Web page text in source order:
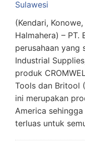
(Kendari,
Halmahera) – PT.
perusahaan yang
Industrial
produk
Tools dan Britool
ini merupakan
America
terluas untuk